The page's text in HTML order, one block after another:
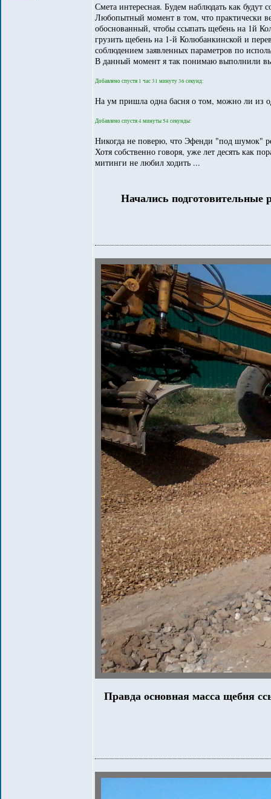
Смета интересная. Будем наблюдать как будут
Любопытный момент в том, что практически
обоснованный, чтобы ссыпать щебень на 1й
грузить щебень на 1-й Колюбанкинской и
соблюдением заявленных параметров по
В данный момент я так понимаю выполнили
Добавлено спустя 1 час 31 минуту 36 секунд:
На ум пришла одна басня о том, можно ли из
Добавлено спустя 4 минуты 54 секунды:
Никогда не поверю, что Эфенди "под шумок"
Хотя собственно говоря, уже лет десять как
митинги не любил ходить ...
Начались
Правда основная масса щебня